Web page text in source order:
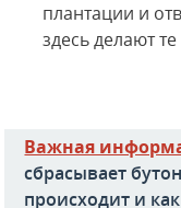
плантации и
здесь делают
Важная
сбрасывает
происходит и